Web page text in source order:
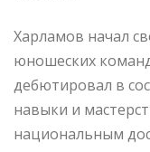
Харламов начал
юношеских
дебютировал в
навыки и
национальным